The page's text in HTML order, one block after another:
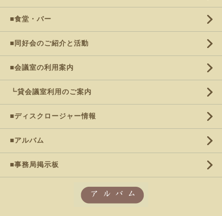
■食堂・バー
■同好会のご紹介と活動
■会議室の利用案内
┗貸会議室利用のご案内
■ディスクロージャー情報
■アルバム
■事務局掲示板